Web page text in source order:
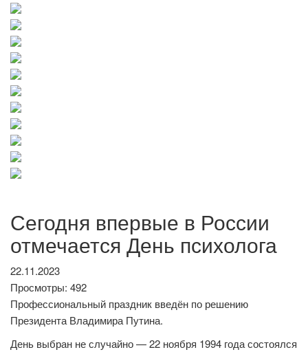
Сегодня впервые в России
отмечается День психолога
22.11.2023
Просмотры: 492
Профессиональный праздник введён по решению
Президента Владимира Путина.
День выбран не случайно — 22 ноября 1994 года состоялся